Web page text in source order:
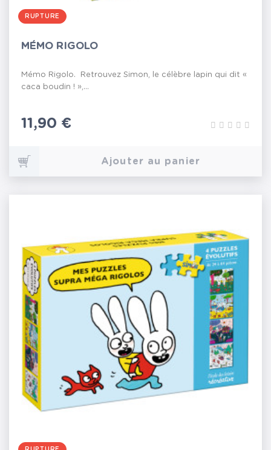
RUPTURE
MÉMO RIGOLO
Mémo Rigolo. Retrouvez Simon, le célèbre lapin qui dit «
caca boudin ! »,...
Prix
11,90 €
Ajouter au panier